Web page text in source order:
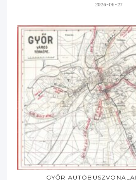
2026-06-27
GYŐR